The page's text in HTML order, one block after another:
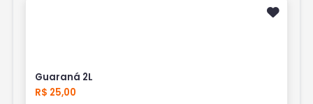
Guaraná 2L
R$ 25,00